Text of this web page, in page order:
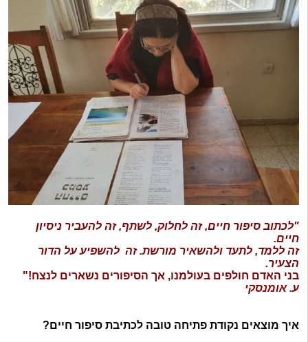
"לכתוב סיפור חיים, זה לחלוק, לשתף, זה להעביר ניסיון
חיים.
זה ללמד, לתעד ולהשאיר מורשת. זה להשפיע על הדור
הצעיר.
בני האדם חולפים בעולמנו, אך הסיפורים נשארים לנצח!"
ע. אומנסקי
איך מוצאים נקודת פתיחה טובה לכתיבת סיפור חיים?